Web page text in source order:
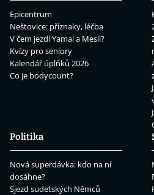
Epicentrum
Neštovice: příznaky, léčba
V čem jezdí Yamal a Mesii?
Kvízy pro seniory
Kalendář úplňků 2026
Co je bodycount?
Politika
Nová superdávka: kdo na ní
dosáhne?
Sjezd sudetských Němců